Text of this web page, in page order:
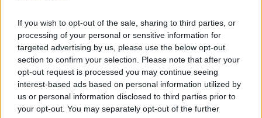
If you wish to opt-out of the sale, sharing to third parties, or
processing of your personal or sensitive information for
targeted advertising by us, please use the below opt-out
section to confirm your selection. Please note that after your
opt-out request is processed you may continue seeing
interest-based ads based on personal information utilized by
us or personal information disclosed to third parties prior to
your opt-out. You may separately opt-out of the further
El notable cambio físico de Isabel Díaz
Ayuso
En su regreso al trabajo al frente de…
GENTE